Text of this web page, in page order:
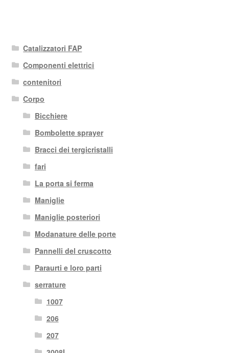
Catalizzatori FAP
Componenti elettrici
contenitori
Corpo
Bicchiere
Bombolette sprayer
Bracci dei tergicristalli
fari
La porta si ferma
Maniglie
Maniglie posteriori
Modanature delle porte
Pannelli del cruscotto
Paraurti e loro parti
serrature
1007
206
207